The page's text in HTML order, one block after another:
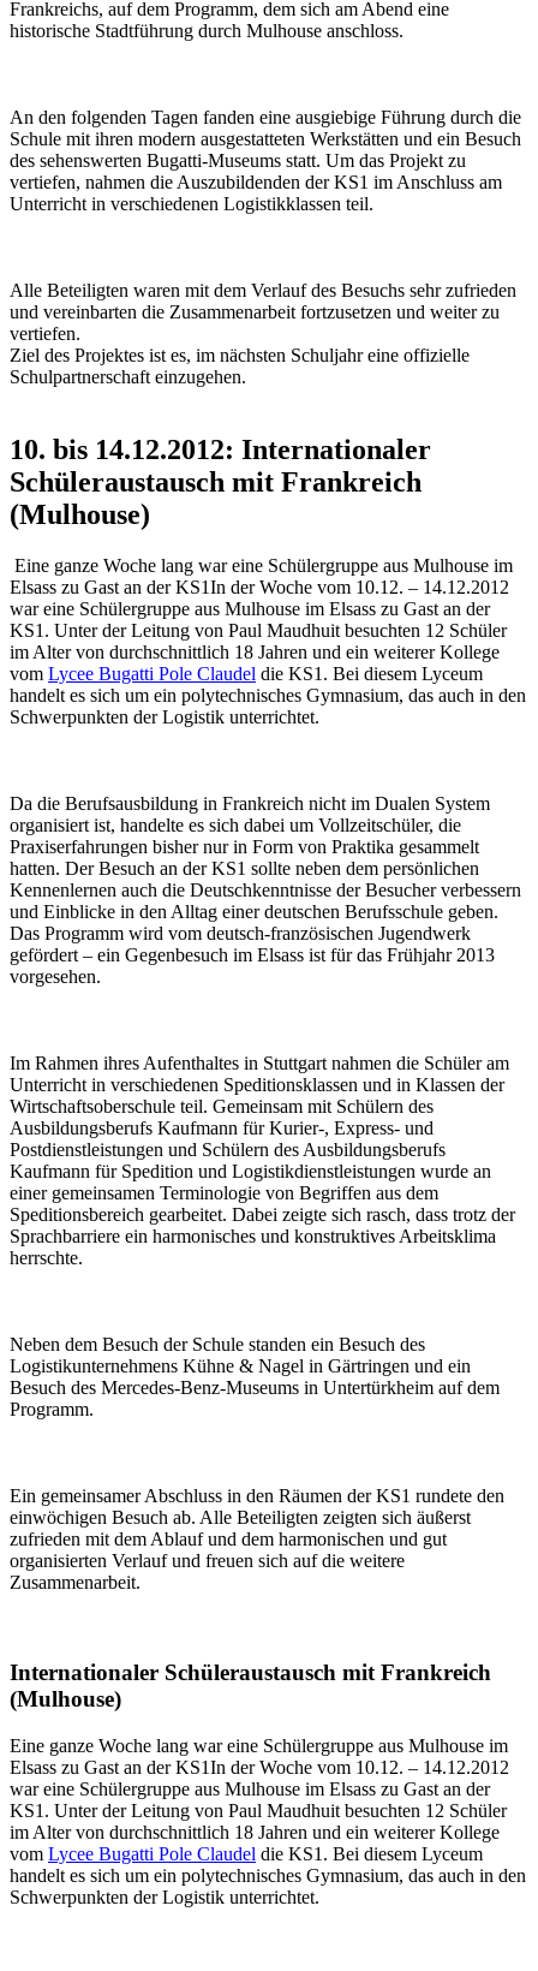
Frankreichs, auf dem Programm, dem sich am Abend eine
historische Stadtführung durch Mulhouse anschloss.
An den folgenden Tagen fanden eine ausgiebige Führung durch die
Schule mit ihren modern ausgestatteten Werkstätten und ein Besuch
des sehenswerten Bugatti-Museums statt. Um das Projekt zu
vertiefen, nahmen die Auszubildenden der KS1 im Anschluss am
Unterricht in verschiedenen Logistikklassen teil.
Alle Beteiligten waren mit dem Verlauf des Besuchs sehr zufrieden
und vereinbarten die Zusammenarbeit fortzusetzen und weiter zu
vertiefen.
Ziel des Projektes ist es, im nächsten Schuljahr eine offizielle
Schulpartnerschaft einzugehen.
10. bis 14.12.2012: Internationaler
Schüleraustausch mit Frankreich
(Mulhouse)
Eine ganze Woche lang war eine Schülergruppe aus Mulhouse im
Elsass zu Gast an der KS1In der Woche vom 10.12. – 14.12.2012
war eine Schülergruppe aus Mulhouse im Elsass zu Gast an der
KS1. Unter der Leitung von Paul Maudhuit besuchten 12 Schüler
im Alter von durchschnittlich 18 Jahren und ein weiterer Kollege
vom Lycee Bugatti Pole Claudel die KS1. Bei diesem Lyceum
handelt es sich um ein polytechnisches Gymnasium, das auch in den
Schwerpunkten der Logistik unterrichtet.
Da die Berufsausbildung in Frankreich nicht im Dualen System
organisiert ist, handelte es sich dabei um Vollzeitschüler, die
Praxiserfahrungen bisher nur in Form von Praktika gesammelt
hatten. Der Besuch an der KS1 sollte neben dem persönlichen
Kennenlernen auch die Deutschkenntnisse der Besucher verbessern
und Einblicke in den Alltag einer deutschen Berufsschule geben.
Das Programm wird vom deutsch-französischen Jugendwerk
gefördert – ein Gegenbesuch im Elsass ist für das Frühjahr 2013
vorgesehen.
Im Rahmen ihres Aufenthaltes in Stuttgart nahmen die Schüler am
Unterricht in verschiedenen Speditionsklassen und in Klassen der
Wirtschaftsoberschule teil. Gemeinsam mit Schülern des
Ausbildungsberufs Kaufmann für Kurier-, Express- und
Postdienstleistungen und Schülern des Ausbildungsberufs
Kaufmann für Spedition und Logistikdienstleistungen wurde an
einer gemeinsamen Terminologie von Begriffen aus dem
Speditionsbereich gearbeitet. Dabei zeigte sich rasch, dass trotz der
Sprachbarriere ein harmonisches und konstruktives Arbeitsklima
herrschte.
Neben dem Besuch der Schule standen ein Besuch des
Logistikunternehmens Kühne & Nagel in Gärtringen und ein
Besuch des Mercedes-Benz-Museums in Untertürkheim auf dem
Programm.
Ein gemeinsamer Abschluss in den Räumen der KS1 rundete den
einwöchigen Besuch ab. Alle Beteiligten zeigten sich äußerst
zufrieden mit dem Ablauf und dem harmonischen und gut
organisierten Verlauf und freuen sich auf die weitere
Zusammenarbeit.
Internationaler Schüleraustausch mit Frankreich
(Mulhouse)
Eine ganze Woche lang war eine Schülergruppe aus Mulhouse im
Elsass zu Gast an der KS1In der Woche vom 10.12. – 14.12.2012
war eine Schülergruppe aus Mulhouse im Elsass zu Gast an der
KS1. Unter der Leitung von Paul Maudhuit besuchten 12 Schüler
im Alter von durchschnittlich 18 Jahren und ein weiterer Kollege
vom Lycee Bugatti Pole Claudel die KS1. Bei diesem Lyceum
handelt es sich um ein polytechnisches Gymnasium, das auch in den
Schwerpunkten der Logistik unterrichtet.